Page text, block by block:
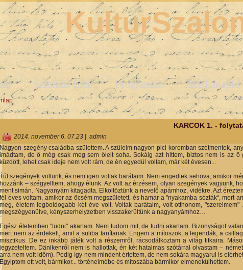
Színházi Élet Programok Médianapló
hely
KARCOK 1. -
2014. november 6. 07.23
admin
Nagyon szegény családba születtem. A szüleim nagyon pici koromban szétmentek,
imádtam, de ő még csak meg sem ölelt soha. Sokáig azt hittem, biztos nem is az
küzdött, lehet csak ideje nem volt rám, de én egyedül voltam, már két évesen...
Túl szegények voltunk, és nem igen voltak barátaim. Nem engedtek sehova, amikor
hozzánk – szégyelltem, ahogy élünk. Az volt az érzésem, olyan szegények vagyunk,
ment simán. Nagyanyám kitagadta. Elköltöztünk a nevelő apámhoz, vidékre. Azt
fél éves voltam, amikor az öcsém megszületett, és hamar a "nyakamba sózták“, mert
meg, életem legboldogabb két éve volt. Voltak barátaim, volt otthonom,
megszégyenülve, kényszerhelyzetben visszakerültünk a nagyanyámhoz…
Egész életemben "tudni" akartam. Nem tudom mit, de tudni akartam. Bizonyságot
mert nem az érdekelt, amit a suliba tanítanak. Engem a mítoszok, a legendák, a
misztikus. De ez inkább játék volt a részemről, rácsodálkoztam a világ titkaira.
jegyzeteltem. Dänikenről nem is hallottak, én két hatalmas szótárral olvastam –
arra nem volt időm). Pedig így nem mindent értettem, de nem sokára magyarul is
Egyiptom ott volt, bármikor... történelmébe és mítoszába bármikor elmenekülhettem.